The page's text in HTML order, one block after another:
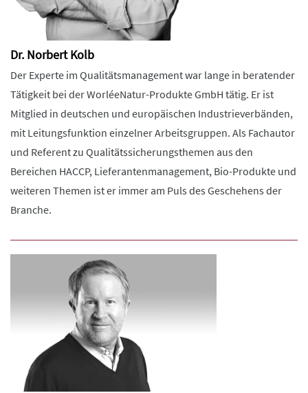
Dr. Norbert Kolb
Der Experte im Qualitätsmanagement war lange in beratender
Tätigkeit bei der WorléeNatur-Produkte GmbH tätig. Er ist
Mitglied in deutschen und europäischen Industrieverbänden,
mit Leitungsfunktion einzelner Arbeitsgruppen. Als Fachautor
und Referent zu Qualitätssicherungsthemen aus den
Bereichen HACCP, Lieferantenmanagement, Bio-Produkte und
weiteren Themen ist er immer am Puls des Geschehens der
Branche.